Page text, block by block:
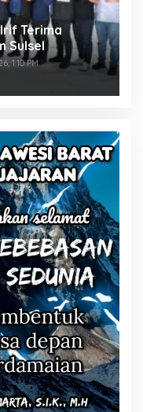
Terima
Sulsel
1:10 PM